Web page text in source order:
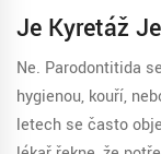
Je Kyretáž
Ne. Parodontitida
hygienou, kouří,
letech se často